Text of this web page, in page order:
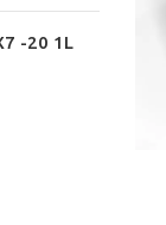
-20 1L